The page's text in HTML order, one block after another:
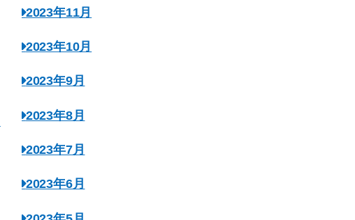
2023年11月
2023年10月
2023年9月
2023年8月
2023年7月
2023年6月